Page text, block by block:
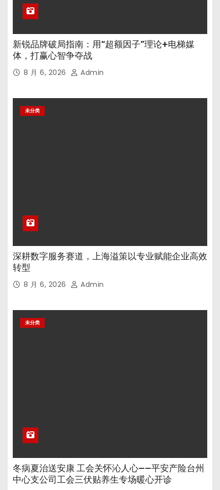
新锐品牌破局指南：用“超额因子”理论+电梯媒
体，打赢心智争夺战
8 月 6, 2026 Admin
未分类
深耕数字服务赛道，上海溢策以专业赋能企业高效
转型
8 月 6, 2026 Admin
未分类
冬病夏治送安康 工会关怀沁人心——平安产险台州
中心支公司工会三伏贴养生专场暖心开诊